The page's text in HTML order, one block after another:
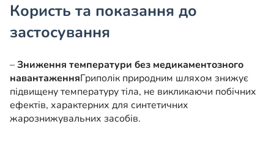
Користь та показання до
застосування
–Зниження температури без медикаментозного
навантаженняГриполік природним шляхом знижує
підвищену температуру тіла, не викликаючи побічних
ефектів, характерних для синтетичних
жарознижувальних засобів.